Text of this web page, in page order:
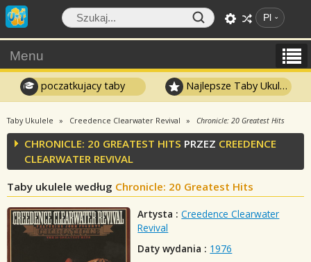
Pl
Menu
poczatkujacy taby Najlepsze Taby Ukulele
Taby Ukulele Creedence Clearwater Revival Chronicle: 20 Greatest Hits
CHRONICLE: 20 GREATEST HITS PRZEZ CREEDENCE
CLEARWATER REVIVAL
Taby ukulele według Chronicle: 20 Greatest Hits
Artysta : Creedence Clearwater
Revival
Daty wydania : 1976